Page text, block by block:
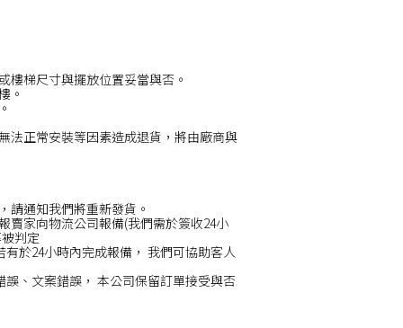
梯尺寸與擺放位置妥當與否。
。
法正常安裝等因素造成退貨，將由廠商與
請通知我們將重新發貨。
賣家向物流公司報備(我們需於簽收24小
判定
於24小時內完成報備， 我們可協助客人
誤、文案錯誤， 本公司保留訂單接受與否